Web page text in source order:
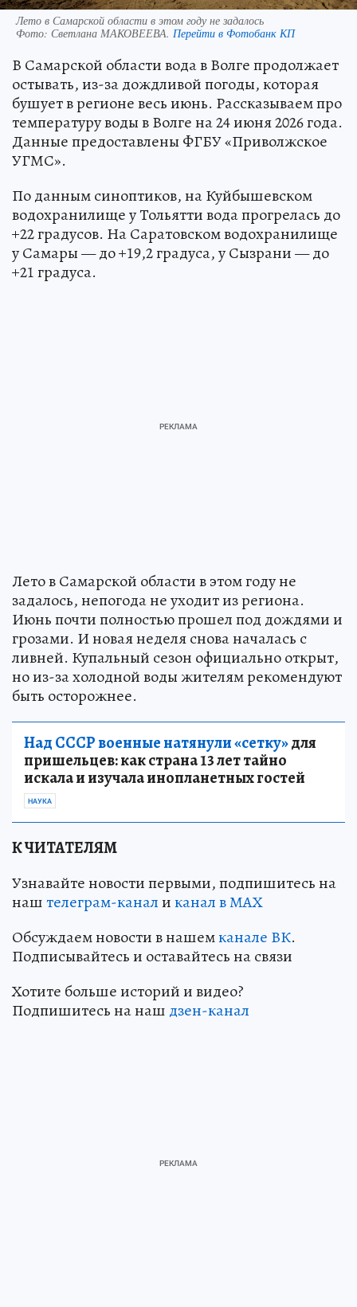
Лето в Самарской области в этом году не задалось
Фото: Светлана МАКОВЕЕВА. Перейти в Фотобанк КП
В Самарской области вода в Волге продолжает
остывать, из-за дождливой погоды, которая
бушует в регионе весь июнь. Рассказываем про
температуру воды в Волге на 24 июня 2026 года.
Данные предоставлены ФГБУ «Приволжское
УГМС».
По данным синоптиков, на Куйбышевском
водохранилище у Тольятти вода прогрелась до
+22 градусов. На Саратовском водохранилище
у Самары — до +19,2 градуса, у Сызрани — до
+21 градуса.
Лето в Самарской области в этом году не
задалось, непогода не уходит из региона.
Июнь почти полностью прошел под дождями и
грозами. И новая неделя снова началась с
ливней. Купальный сезон официально открыт,
но из-за холодной воды жителям рекомендуют
быть осторожнее.
Над СССР военные натянули «сетку»для
пришельцев: как страна 13 лет тайно
искала и изучала инопланетных гостей
НАУКА
К ЧИТАТЕЛЯМ
Узнавайте новости первыми, подпишитесь на
наштелеграм-каналиканал в МАХ
Обсуждаем новости в нашемканале ВК.
Подписывайтесь и оставайтесь на связи
Хотите больше историй и видео?
Подпишитесь на наш дзен-канал